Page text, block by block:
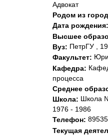
Адвокат
Родом из
Дата рождения:
Высшее
Вуз: ПетрГУ ,
Факультет:
Кафедра:
процесса
Среднее
Школа: Школа
1976 - 1986
Телефон:
Текущая